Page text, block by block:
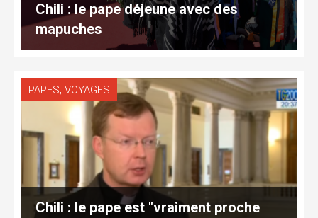
Chili : le pape déjeune avec des
mapuches
PAPES, VOYAGES
Chili : le pape est "vraiment proche